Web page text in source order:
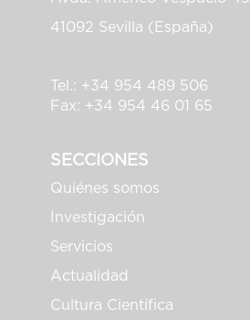
41092 Sevilla (España)
Tel.: +34 954 489 506
Fax: +34 954 46 01 65
SECCIONES
Quiénes somos
Investigación
Servicios
Actualidad
Cultura Científica